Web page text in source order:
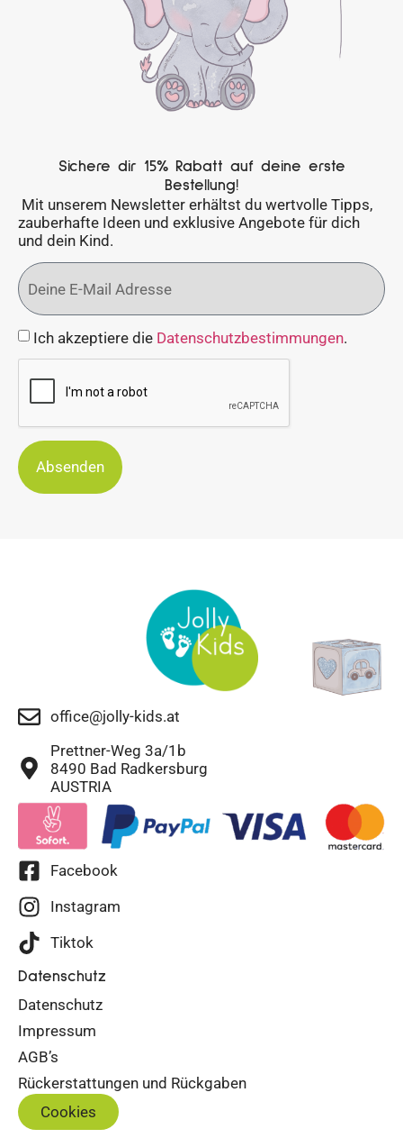
Sichere dir 15% Rabatt auf deine erste
Bestellung!
Mit unserem Newsletter erhältst du wertvolle Tipps,
zauberhafte Ideen und exklusive Angebote für dich
und dein Kind.
Ich akzeptiere die Datenschutzbestimmungen.
Absenden
office@jolly-kids.at
Prettner-Weg 3a/1b
8490 Bad Radkersburg
AUSTRIA
Facebook
Instagram
Tiktok
Datenschutz
Datenschutz
Impressum
AGB’s
Rückerstattungen und Rückgaben
Cookies